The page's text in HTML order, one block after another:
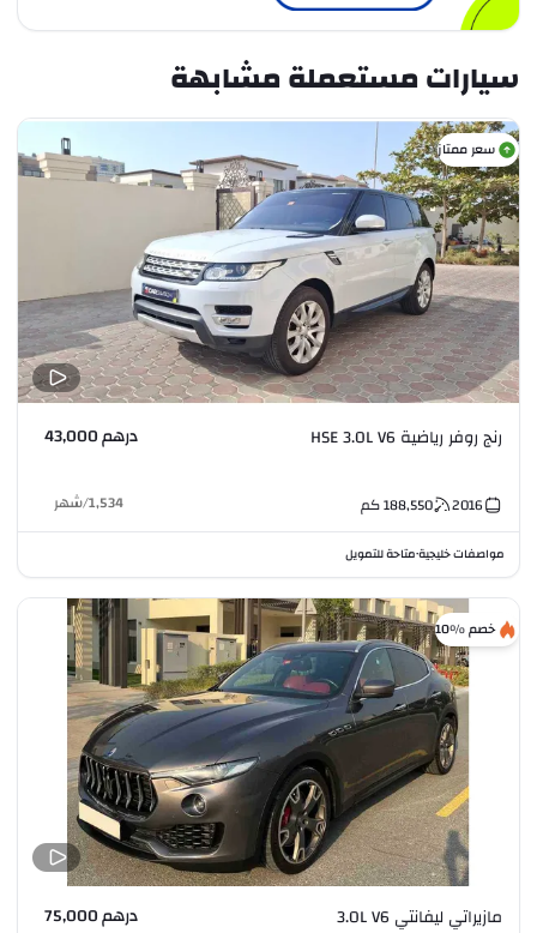
سيارات مستعملة مشابهة
سعر ممتاز
رنج روفر رياضية HSE 3.0L V6 درهم 43,000
2016
188,550كم 1,534
/شهر
مواصفات خليجية•متاحة للتمويل
خصم %10
مازيراتي ليفانتي 3.0L V6 درهم 75,000